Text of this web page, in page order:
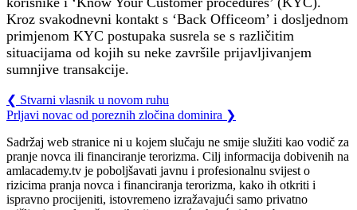
Kroz svakodnevni kontakt s ‘Back Officeom’ i dosljednom
primjenom KYC postupaka susrela se s različitim
situacijama od kojih su neke završile prijavljivanjem
sumnjive transakcije.
❮ Stvarni vlasnik u novom ruhu
Prljavi novac od poreznih zločina dominira ❯
Sadržaj web stranice ni u kojem slučaju ne smije služiti kao vodič za
pranje novca ili financiranje terorizma. Cilj informacija dobivenih na
amlacademy.tv je poboljšavati javnu i profesionalnu svijest o
rizicima pranja novca i financiranja terorizma, kako ih otkriti i
ispravno procijeniti, istovremeno izražavajući samo privatno